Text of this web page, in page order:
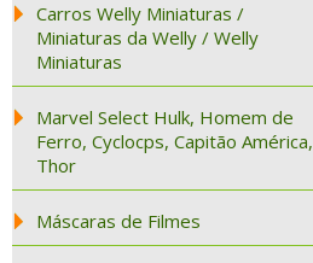
Carros Welly Miniaturas /
Miniaturas da Welly / Welly
Miniaturas
Marvel Select Hulk, Homem de
Ferro, Cyclocps, Capitão América,
Thor
Máscaras de Filmes